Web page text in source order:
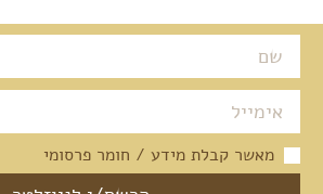
מאשר קבלת מידע / חומר פרסומי